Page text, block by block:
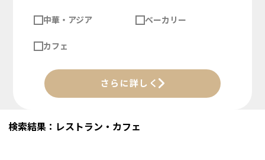
中華・アジア ベーカリー
カフェ
さらに詳しく
検索結果：レストラン・カフェ